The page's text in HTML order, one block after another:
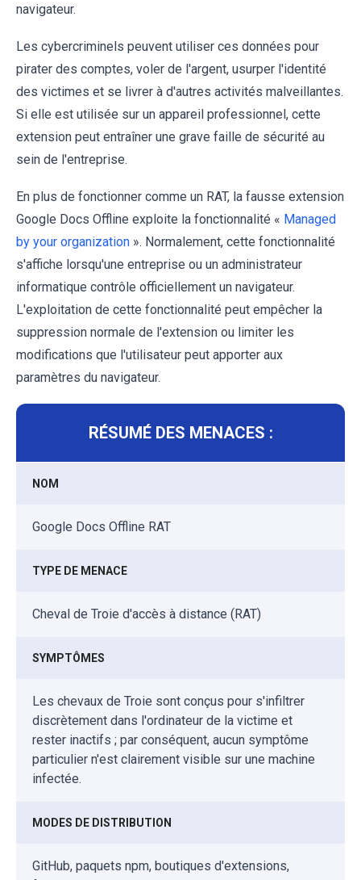
navigateur.
Les cybercriminels peuvent utiliser ces données pour
pirater des comptes, voler de l'argent, usurper l'identité
des victimes et se livrer à d'autres activités malveillantes.
Si elle est utilisée sur un appareil professionnel, cette
extension peut entraîner une grave faille de sécurité au
sein de l'entreprise.
En plus de fonctionner comme un RAT, la fausse extension
Google Docs Offline exploite la fonctionnalité « Managed
by your organization ». Normalement, cette fonctionnalité
s'affiche lorsqu'une entreprise ou un administrateur
informatique contrôle officiellement un navigateur.
L'exploitation de cette fonctionnalité peut empêcher la
suppression normale de l'extension ou limiter les
modifications que l'utilisateur peut apporter aux
paramètres du navigateur.
RÉSUMÉ DES MENACES :
NOM
Google Docs Offline RAT
TYPE DE MENACE
Cheval de Troie d'accès à distance (RAT)
SYMPTÔMES
Les chevaux de Troie sont conçus pour s'infiltrer
discrètement dans l'ordinateur de la victime et
rester inactifs ; par conséquent, aucun symptôme
particulier n'est clairement visible sur une machine
infectée.
MODES DE DISTRIBUTION
GitHub, paquets npm, boutiques d'extensions,